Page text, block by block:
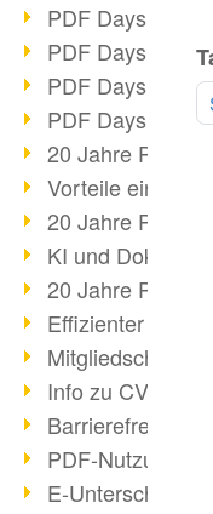
PDF Days 2022
PDF Days 2022
PDF Days 2022
PDF Days
20 Jahre PDF/X
Vorteile einer
20 Jahre PDF/X
KI und
20 Jahre PDF/X
Effizienter
Mitgliedschaft
Info zu CVE-
Barrierefreiheit
PDF-Nutzung
E-Unterschriften